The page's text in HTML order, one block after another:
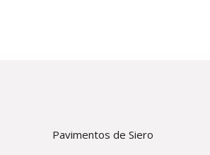
Pavimentos de Siero